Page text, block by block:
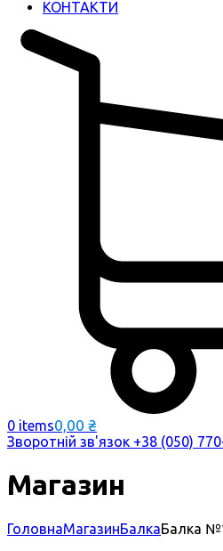
КОНТАКТИ
0 items0,00 ₴
Зворотній зв'язок +38 (050)
Магазин
ГоловнаМагазинБалкаБалка